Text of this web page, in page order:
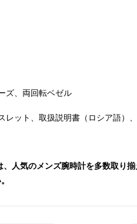
ズ、両回転ベゼル
レット、取扱説明書（ロシア語）
人気のメンズ腕時計を多数取り